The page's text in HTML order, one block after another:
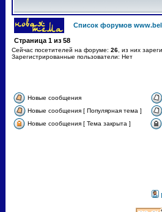
Список форумов
Страница 1 из 58
Сейчас посетителей на форуме: 26 , из них
Зарегистрированные пользователи: Нет
Новые сообщения
Новые сообщения [ Популярная тема ]
Новые сообщения [ Тема закрыта ]